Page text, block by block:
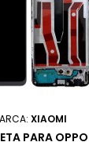
XIAOMI
PARA